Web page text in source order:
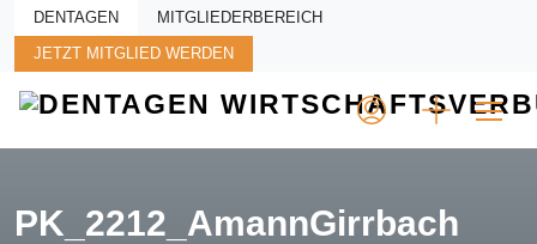
Skip to main content
DENTAGEN MITGLIEDERBEREICH
JETZT MITGLIED WERDEN
PK_2212_AmannGirrbach